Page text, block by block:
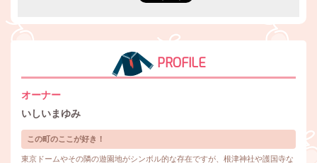
PROFILE
オーナー
いしいまゆみ
この町のここが好き！
東京ドームやその隣の遊園地がシンボル的な存在ですが、根津神社や護国寺な